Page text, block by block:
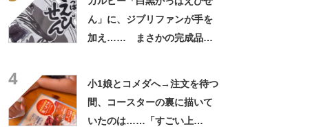
ん」に、ジブリファンが手を
加え…… まさかの完成品に
4
小1娘とコメダへ→注文を待つ
間、コースターの裏に描いて
いたのは……「すごい上